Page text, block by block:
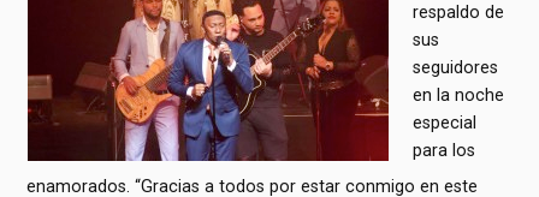
respaldo de
sus
seguidores
en la noche
especial
para los
enamorados. “Gracias a todos por estar conmigo en este